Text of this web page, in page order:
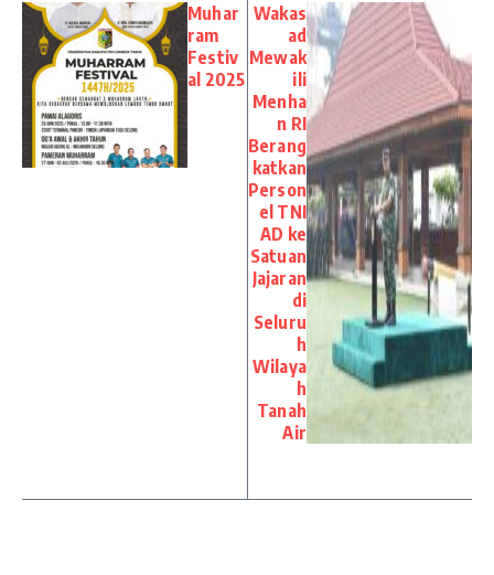
Muhar
ram
Festiv
al 2025
Wakas
ad
Mewak
ili
Menha
n RI
Berang
katkan
Person
el TNI
AD ke
Satuan
Jajaran
di
Seluru
h
Wilaya
h
Tanah
Air